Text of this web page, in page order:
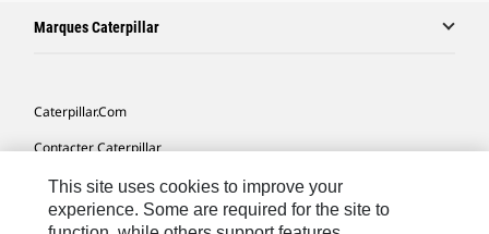
Marques Caterpillar
Caterpillar.com
Contacter Caterpillar
Mes Préférences Marketing
Plan Du Site
This site uses cookies to improve your
experience. Some are required for the site to